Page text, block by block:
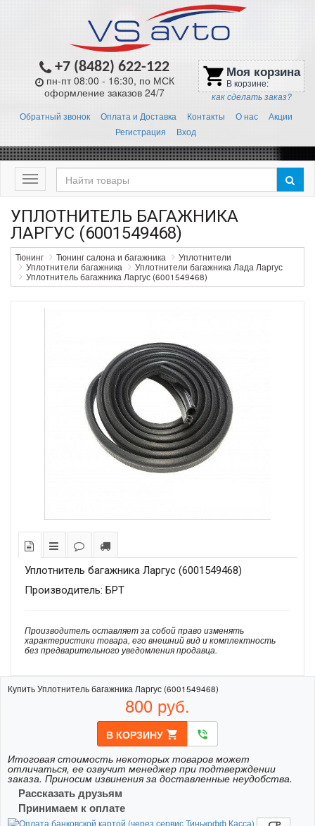
+7 (8482) 622-122
пн-пт 08:00 - 16:30, по МСК
оформление заказов 24/7
shopping_cart Моя корзина
В корзине:
как сделать заказ?
Обратный звонок Оплата и Доставка Контакты О нас
Акции
Регистрация
Вход
Меню
УПЛОТНИТЕЛЬ БАГАЖНИКА
ЛАРГУС (6001549468)
Тюнинг Тюнинг салона и багажника
Уплотнители
Уплотнители багажника
Уплотнители багажника Лада Ларгус
Уплотнитель багажника Ларгус (6001549468)
Уплотнитель багажника Ларгус (6001549468)
Производитель: БРТ
Производитель оставляет за собой право изменять
характеристики товара, его внешний вид и комплектность
без предварительного уведомления продавца.
Купить Уплотнитель багажника Ларгус (6001549468)
800 руб.
В КОРЗИНУ shopping_cart phone_in_talk
Итоговая стоимость некоторых товаров может
отличаться, ее озвучит менеджер при подтверждении
заказа. Приносим извинения за доставленные неудобства.
Рассказать друзьям
Принимаем к оплате